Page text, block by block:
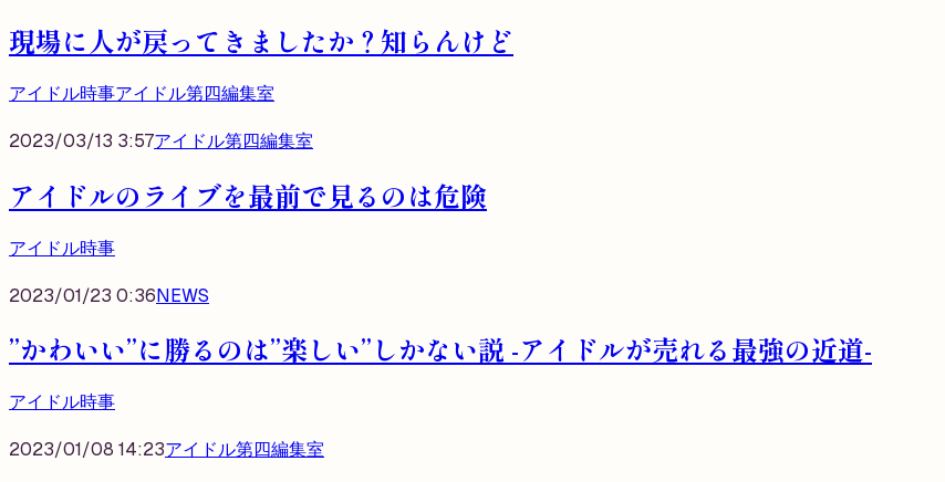
現場に人が戻ってきましたか？知らんけど
アイドル時事アイドル第四編集室
2023/03/13 3:57アイドル第四編集室
アイドルのライブを最前で見るのは危険
アイドル時事
2023/01/23 0:36NEWS
”かわいい”に勝るのは”楽しい”しかない説 -アイドルが売れる最強の近道-
アイドル時事
2023/01/08 14:23アイドル第四編集室